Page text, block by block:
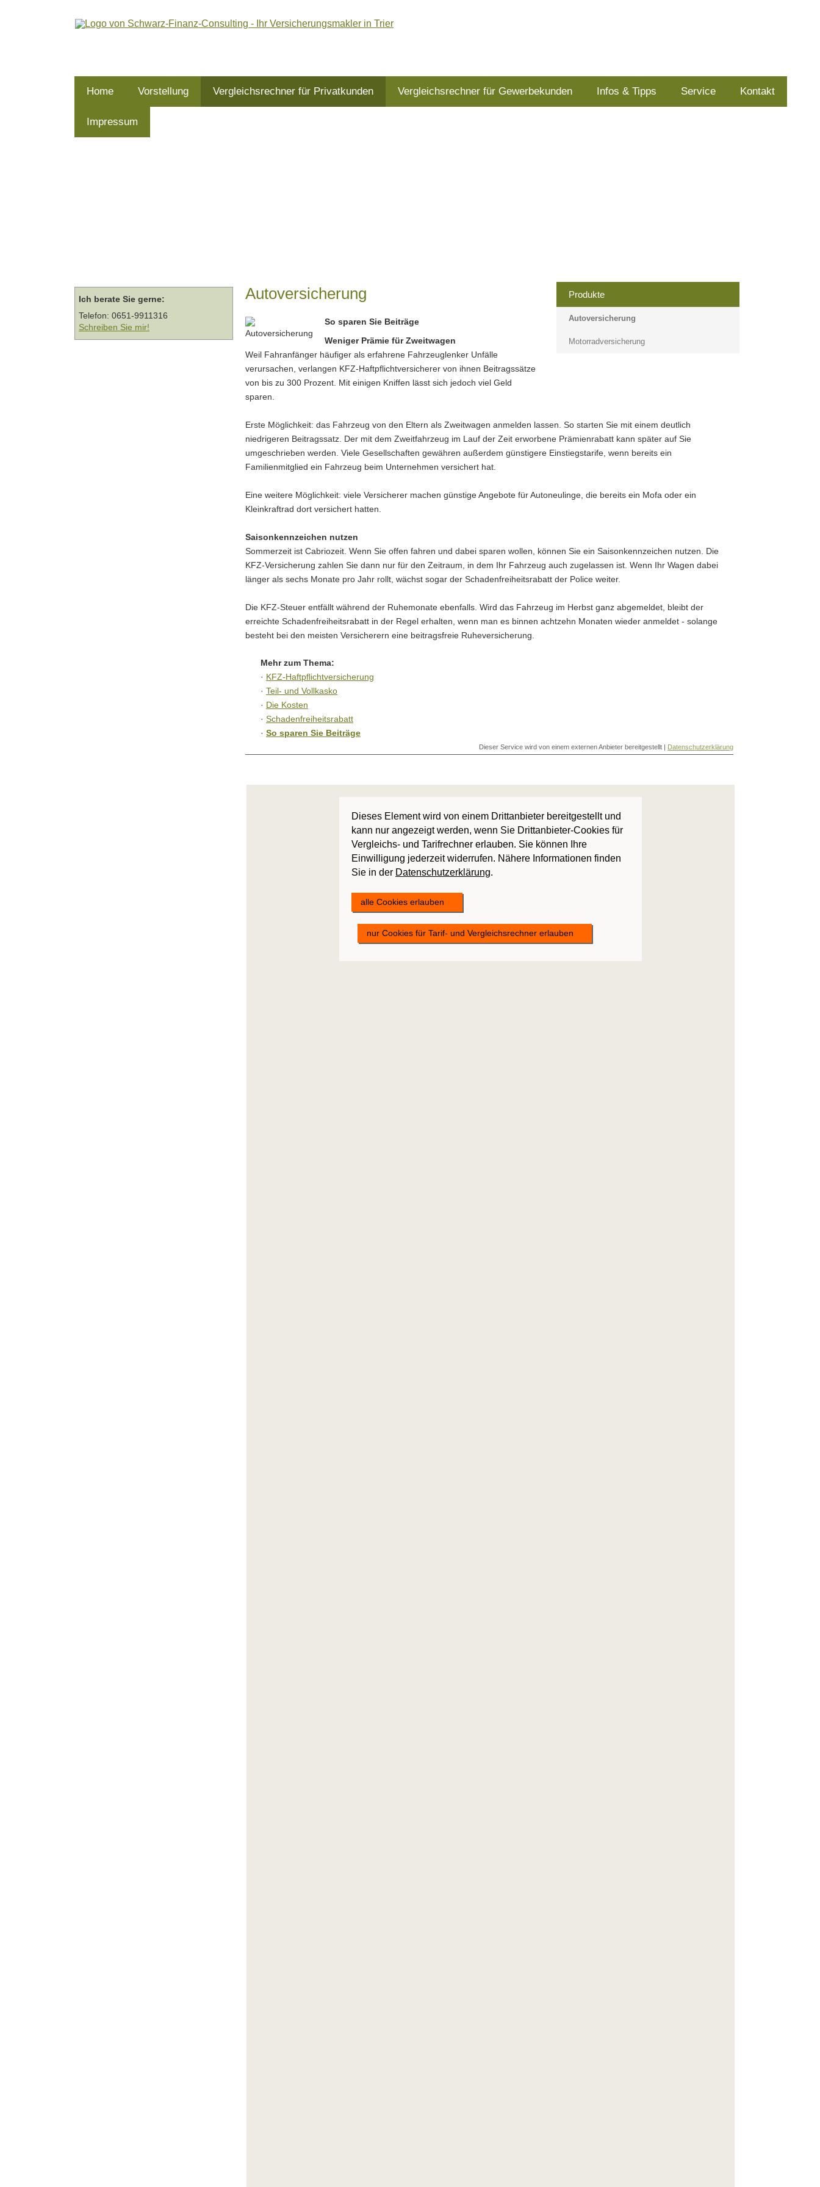
Home Vorstellung Vergleichsrechner für Privatkunden Vergleichsrechner für Gewerbekunden Infos & Tipps Service Kontakt
Impressum
Ich berate Sie gerne:
Telefon: 0651-9911316
Schreiben Sie mir!
Produkte
Auto­ver­si­che­rung
Motor­rad­ver­sicherung
Auto­ver­si­che­rung
So sparen Sie Beiträge
Weniger Prämie für Zweitwagen
Weil Fahranfänger häufiger als erfahrene Fahrzeuglenker Unfälle
verursachen, verlangen KFZ-Haft­pflichtversicherer von ihnen Beitragssätze
von bis zu 300 Prozent. Mit einigen Kniffen lässt sich jedoch viel Geld
sparen.
Erste Möglichkeit: das Fahrzeug von den Eltern als Zweitwagen anmelden lassen. So starten Sie mit einem deutlich
niedrigeren Beitragssatz. Der mit dem Zweitfahrzeug im Lauf der Zeit erworbene Prämienrabatt kann später auf Sie
umgeschrieben werden. Viele Gesellschaften gewähren außerdem günstigere Einstiegstarife, wenn bereits ein
Familienmitglied ein Fahrzeug beim Unternehmen versichert hat.
Eine weitere Möglichkeit: viele Versicherer machen günstige Angebote für Autoneulinge, die bereits ein Mofa oder ein
Kleinkraftrad dort versichert hatten.
Saisonkennzeichen nutzen
Sommerzeit ist Cabriozeit. Wenn Sie offen fahren und dabei sparen wollen, können Sie ein Saisonkennzeichen nutzen. Die
KFZ-Versicherung zahlen Sie dann nur für den Zeitraum, in dem Ihr Fahrzeug auch zugelassen ist. Wenn Ihr Wagen dabei
länger als sechs Monate pro Jahr rollt, wächst sogar der Schadenfreiheitsrabatt der Police weiter.
Die KFZ-Steuer entfällt während der Ruhemonate ebenfalls. Wird das Fahrzeug im Herbst ganz abgemeldet, bleibt der
erreichte Schadenfreiheitsrabatt in der Regel erhalten, wenn man es binnen achtzehn Monaten wieder anmeldet - solange
besteht bei den meisten Versicherern eine beitragsfreie Ruheversicherung.
Mehr zum Thema:
· KFZ-Haft­pflichtversicherung
· Teil- und Vollkasko
· Die Kosten
· Schadenfreiheitsrabatt
· So sparen Sie Beiträge
Dieser Service wird von einem externen Anbieter bereitgestellt | Datenschutzerklärung
Dieses Element wird von einem Drittanbieter bereitgestellt und
kann nur angezeigt werden, wenn Sie Drittanbieter-Cookies für
Vergleichs- und Tarifrechner erlauben. Sie können Ihre
Einwilligung jederzeit widerrufen. Nähere Informationen finden
Sie in der Datenschutzerklärung.
alle Cookies erlauben
nur Cookies für Tarif- und Vergleichsrechner erlauben